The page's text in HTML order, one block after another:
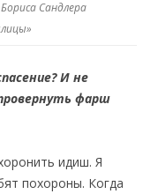
Сандлера
И не
фарш
идиш. Я
похороны. Когда